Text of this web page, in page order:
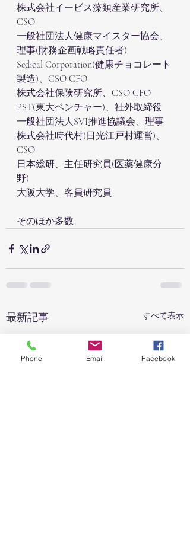
株式会社イービス藻類産業研究所、
CSO
一般社団法人健康マイスター協会、
理事(財務企画戦略責任者)
Sedical Corporation(健康チョコレート
製造)、CSO CFO
株式会社保険研究所、CSO CFO
PST(東大ベンチャー)、社外取締役
一般社団法人SVI推進協議会、理事
株式会社時代村(日光江戸村運営)、
CSO
日本総研、主任研究員(医薬健康分
野)
大阪大学、客員研究員
そのほか多数
最新記事 すべて表示
Phone Email Facebook